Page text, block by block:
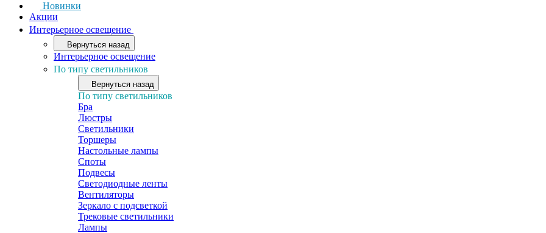
Новинки
Акции
Интерьерное освещение
Вернуться назад
Интерьерное освещение
По типу светильников
Вернуться назад
По типу светильников
Бра
Люстры
Светильники
Торшеры
Настольные лампы
Споты
Подвесы
Светодиодные ленты
Вентиляторы
Зеркало с подсветкой
Трековые светильники
Лампы